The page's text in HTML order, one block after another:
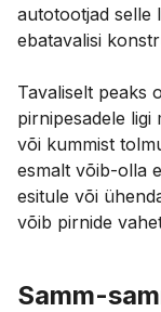
autotootjad selle
ebatavalisi
Tavaliselt peaks
pirnipesadele ligi
või kummist
esmalt võib-olla
esitule või
võib pirnide
Samm-